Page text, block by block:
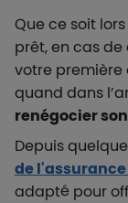
Que ce soit
prêt, en cas
votre première
quand dans
renégocier
Depuis
de
adapté pour